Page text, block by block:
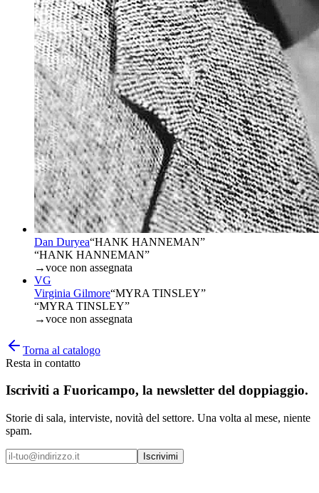
Dan Duryea“HANK HANNEMAN”
“HANK HANNEMAN”
→voce non assegnata
VG
Virginia Gilmore“MYRA TINSLEY”
“MYRA TINSLEY”
→voce non assegnata
Torna al catalogo
Resta in contatto
Iscriviti a Fuoricampo, la newsletter del doppiaggio.
Storie di sala, interviste, novità del settore. Una volta al mese, niente
spam.
Iscrivimi